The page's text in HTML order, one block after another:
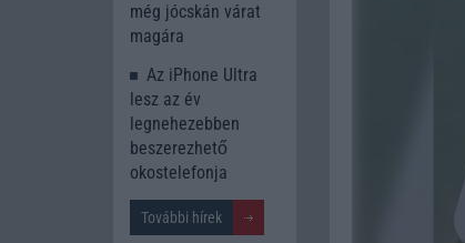
még jócskán várat
magára
Az iPhone Ultra
lesz az év
legnehezebben
beszerezhető
okostelefonja
További hírek